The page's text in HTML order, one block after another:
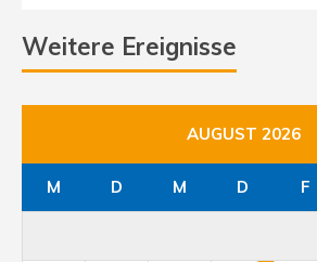
Weitere Ereignisse
AUGUST 2026
M D M D F